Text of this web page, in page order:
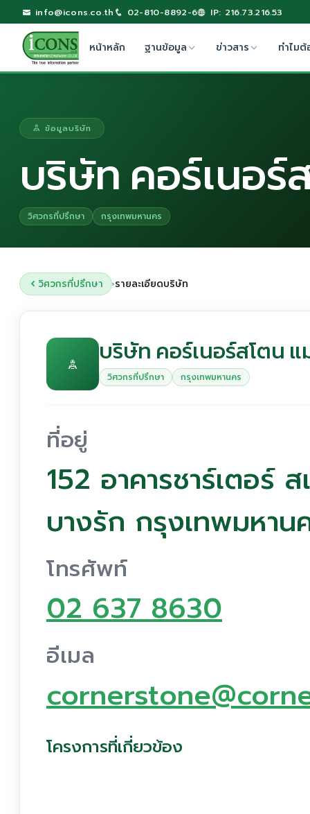
info@icons.co.th 02-810-8892-6 IP: 216.73.216.53
หน้าหลัก ฐานข้อมูล ข่าวสาร ทำไมต้
ข้อมูลบริษัท
บริษัท คอร์เนอร์
วิศวกรที่ปรึกษา กรุงเทพมหานคร
วิศวกรที่ปรึกษา ›รายละเอียดบริษัท
บริษัท คอร์เนอร์สโตน
วิศวกรที่ปรึกษา กรุงเทพมหานคร
ที่อยู่
152 อาคารชาร์เตอ
บางรัก กรุงเทพมหา
โทรศัพท์
02 637 8630
อีเมล
โครงการที่เกี่ยวข้อง